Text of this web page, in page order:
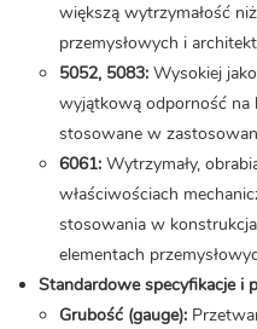
większą wytrzymałość
przemysłowych i
5052, 5083:Wysokiej
wyjątkową odporność na
stosowane w
6061:Wytrzymały,
właściwościach
stosowania w
elementach
Standardowe specyfikacje i
Grubość (gauge):